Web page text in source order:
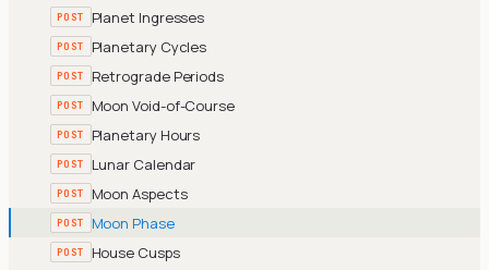
POST Planet Ingresses
POST Planetary Cycles
POST Retrograde Periods
POST Moon Void-of-Course
POST Planetary Hours
POST Lunar Calendar
POST Moon Aspects
POST Moon Phase
POST House Cusps